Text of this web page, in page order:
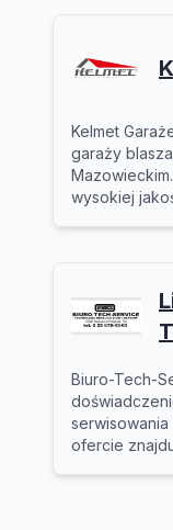
Kelmet
garaży
wysokiej
Biuro-Tech-
ofercie